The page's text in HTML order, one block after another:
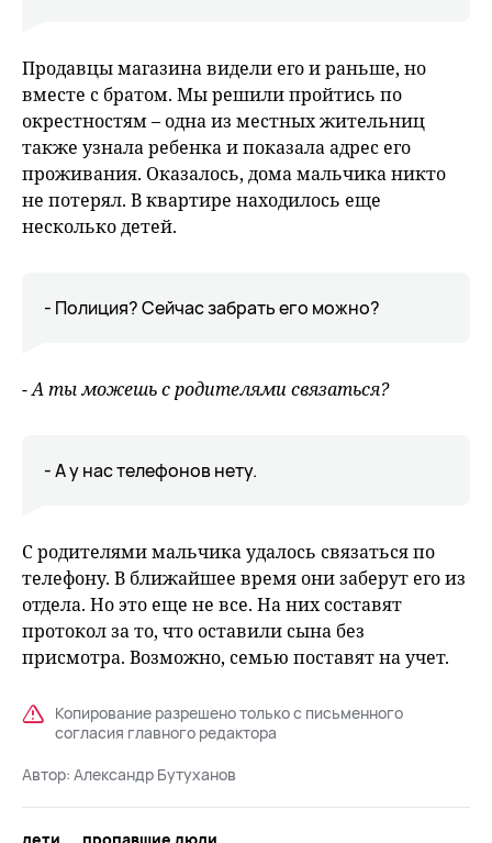
Продавцы магазина видели его и раньше, но
вместе с братом. Мы решили пройтись по
окрестностям – одна из местных жительниц
также узнала ребенка и показала адрес его
проживания. Оказалось, дома мальчика никто
не потерял. В квартире находилось еще
несколько детей.
- Полиция? Сейчас забрать его можно?
- А ты можешь с родителями связаться?
- А у нас телефонов нету.
С родителями мальчика удалось связаться по
телефону. В ближайшее время они заберут его из
отдела. Но это еще не все. На них составят
протокол за то, что оставили сына без
присмотра. Возможно, семью поставят на учет.
Копирование разрешено только с письменного
согласия главного редактора
Автор: Александр Бутуханов